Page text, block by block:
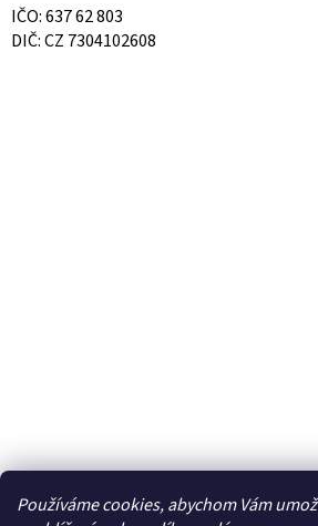
Používáme cookies, abychom Vám
IČO: 637 62 803
DIČ: CZ 7304102608
Facebook